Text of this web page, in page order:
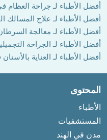
أفضل الأطباء لـ جراحة العظام
أفضل الأطباء لـ علاج المسالك
أفضل الأطباء لـ معالجة
أفضل الأطباء لـ الجراحة
أفضل الأطباء لـ العناية
المحتوى
الأطباء
المستشفيات
مدن في الهند